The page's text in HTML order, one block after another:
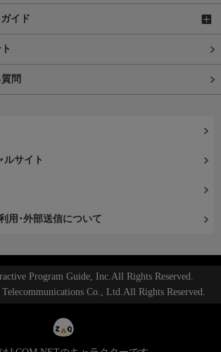
イド
問
サイト
用･外部送信について
Program Guide, Inc.All Rights Reserved.
Co., Ltd.All Rights Reserved.